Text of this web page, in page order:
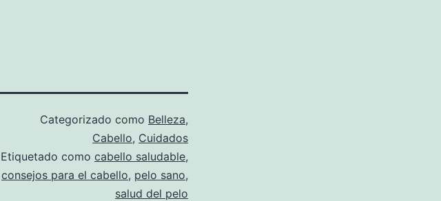
Categorizado como Belleza,
Cabello, Cuidados
Etiquetado como cabello saludable,
consejos para el cabello, pelo sano,
salud del pelo